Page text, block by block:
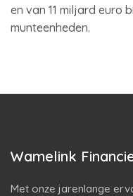
en van 11 miljard euro
munteenheden.
Wamelink
Met onze jarenlange